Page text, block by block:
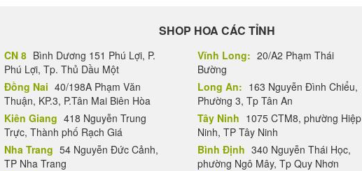
SHOP HOA CÁC TỈNH
CN 8 Bình Dương 151 Phú Lợi, P.
Phú Lợi, Tp. Thủ Dầu Một
Đồng Nai 40/198A Phạm Văn
Thuận, KP.3, P.Tân Mai Biên Hòa
Kiên Giang 418 Nguyễn Trung
Trực, Thành phố Rạch Giá
Nha Trang 54 Nguyễn Đức Cảnh,
TP Nha Trang
Vĩnh Long: 20/A2 Phạm Thái
Bường
Long An: 163 Nguyễn Đình Chiểu,
Phường 3, Tp Tân An
Tây Ninh 1075 CTM8, phường Hiệp
Ninh, TP Tây Ninh
Bình Định 340 Nguyễn Thái Học,
phường Ngô Mây, Tp Quy Nhơn